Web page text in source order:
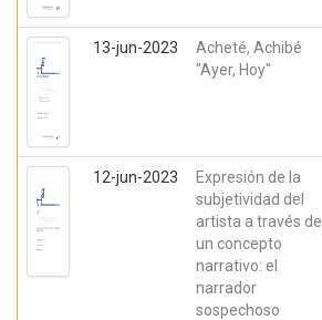
13-jun-2023
Acheté, Achibé
"Ayer, Hoy"
12-jun-2023
Expresión de la
subjetividad del
artista a través de
un concepto
narrativo: el
narrador
sospechoso